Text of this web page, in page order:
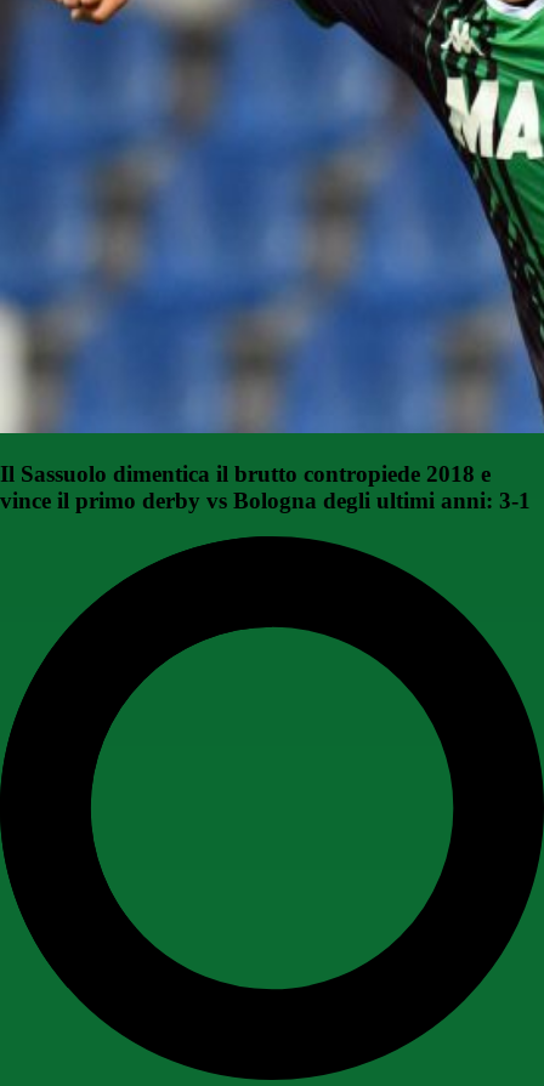
Il Sassuolo dimentica il brutto contropiede 2018 e
vince il primo derby vs Bologna degli ultimi anni: 3-1